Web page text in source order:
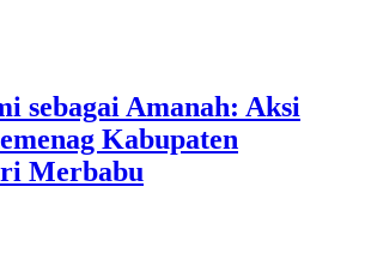
sebagai Amanah: Aksi
Kabupaten
Merbabu